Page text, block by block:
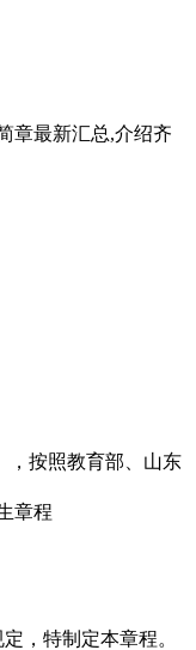
章最新汇总,介绍齐
，按照教育部、山东
，特制定本章程。